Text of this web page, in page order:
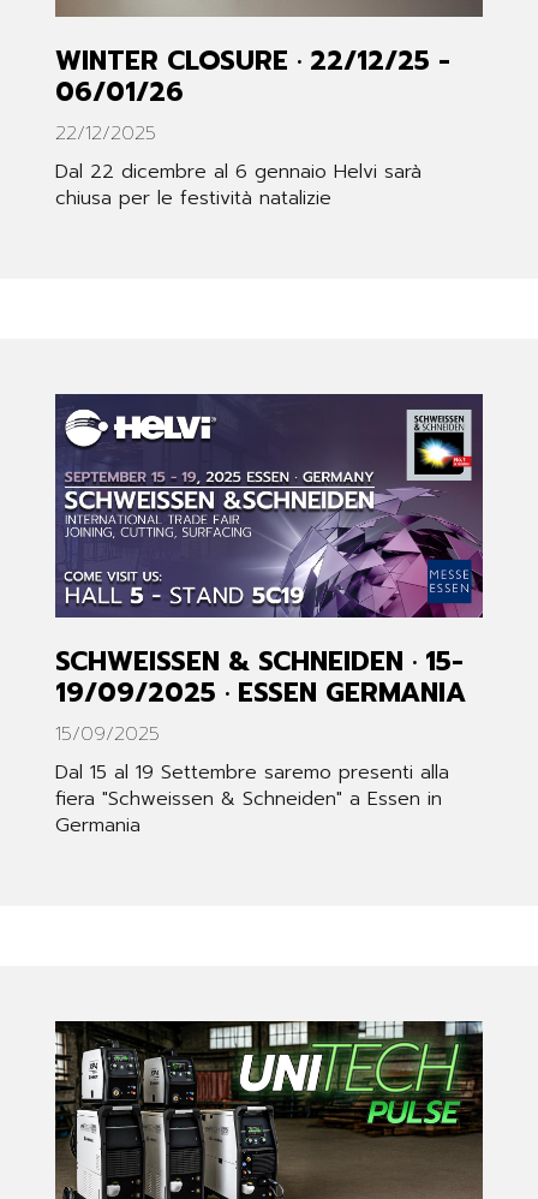
WINTER CLOSURE · 22/12/25 -
06/01/26
22/12/2025
Dal 22 dicembre al 6 gennaio Helvi sarà
chiusa per le festività natalizie
SCHWEISSEN & SCHNEIDEN · 15-
19/09/2025 · ESSEN GERMANIA
15/09/2025
Dal 15 al 19 Settembre saremo presenti alla
fiera "Schweissen & Schneiden" a Essen in
Germania